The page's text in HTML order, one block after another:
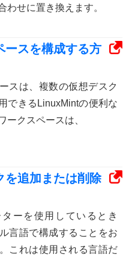
わせに置き換えます。
スを構成する方
スは、複数の仮想デスク
できるLinuxMintの便利な
ークスペースは、
追加または削除
ーを使用しているとき
言語で構成することをお
これは使用される言語だ